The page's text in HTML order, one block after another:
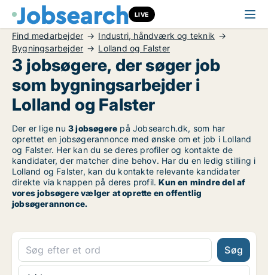
LIVE
Find medarbejder
Industri, håndværk og teknik
Bygningsarbejder
Lolland og Falster
3 jobsøgere, der søger job
som bygningsarbejder i
Lolland og Falster
Der er lige nu 3 jobsøgere på Jobsearch.dk, som har
oprettet en jobsøgerannonce med ønske om et job i Lolland
og Falster. Her kan du se deres profiler og kontakte de
kandidater, der matcher dine behov. Har du en ledig stilling i
Lolland og Falster, kan du kontakte relevante kandidater
direkte via knappen på deres profil.Kun en mindre del af
vores jobsøgere vælger at oprette en offentlig
jobsøgerannonce.
Søg